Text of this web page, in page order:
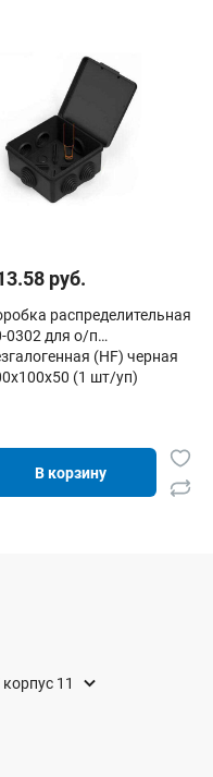
руб.
распределительная
0302 для о/п
(HF) черная
(1 шт/уп)
В корзину
11